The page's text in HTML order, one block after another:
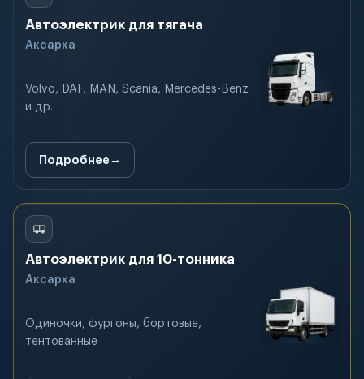
Автоэлектрик для тягача
Аксарка
Volvo, DAF, MAN, Scania, Mercedes-Benz
и др.
Подробнее
Автоэлектрик для 10-тонника
Аксарка
Одиночки, фургоны, бортовые,
тентованные